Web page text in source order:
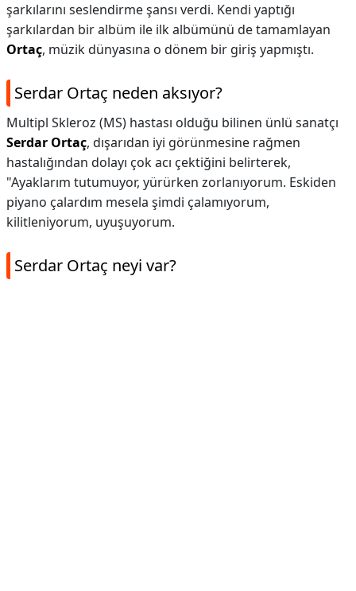
şarkılarını seslendirme şansı verdi. Kendi yaptığı
şarkılardan bir albüm ile ilk albümünü de tamamlayan
Ortaç, müzik dünyasına o dönem bir giriş yapmıştı.
Serdar Ortaç neden aksıyor?
Multipl Skleroz (MS) hastası olduğu bilinen ünlü sanatçı
Serdar Ortaç, dışarıdan iyi görünmesine rağmen
hastalığından dolayı çok acı çektiğini belirterek,
"Ayaklarım tutumuyor, yürürken zorlanıyorum. Eskiden
piyano çalardım mesela şimdi çalamıyorum,
kilitleniyorum, uyuşuyorum.
Serdar Ortaç neyi var?